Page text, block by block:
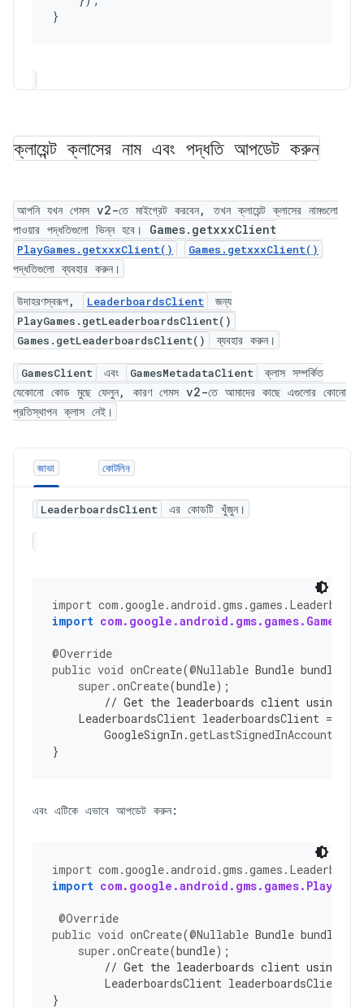
}
ক্লায়েন্ট ক্লাসের নাম এবং পদ্ধতি আপডেট করুন
আপনি যখন গেমস v2-তে মাইগ্রেট করবেন, তখন ক্লায়েন্ট ক্লাসের নামগুলো
পাওয়ার পদ্ধতিগুলো ভিন্ন হবে। Games.getxxxClient
PlayGames.getxxxClient() Games.getxxxClient()
পদ্ধতিগুলো ব্যবহার করুন।
উদাহরণস্বরূপ, LeaderboardsClient জন্য
PlayGames.getLeaderboardsClient()
Games.getLeaderboardsClient()
ব্যবহার করুন।
GamesClient এবং GamesMetadataClient
ক্লাস সম্পর্কিত
যেকোনো কোড মুছে ফেলুন, কারণ গেমস v2-তে আমাদের কাছে এগুলোর কোনো
প্রতিস্থাপন ক্লাস নেই।
জাভা কোটলিন
LeaderboardsClient এর কোডটি খুঁজুন।
import
import com.google.android.gms.games.Games
@Override
public void onCreate(@Nullable Bundle bundle
super .onCreate(bundle);
// Get the leaderboards client using
LeaderboardsClient leaderboardsClient =
GoogleSignIn .getLastSignedInAccount
}
এবং এটিকে এভাবে আপডেট করুন:
import
import
@Override
public void onCreate(@Nullable Bundle bundle
super .onCreate(bundle);
// Get the leaderboards client using
LeaderboardsClient leaderboardsClient
}